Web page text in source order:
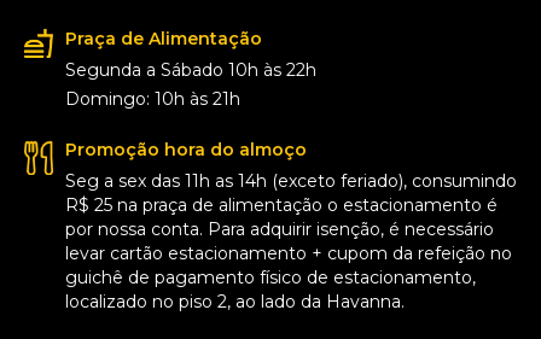
Praça de Alimentação
Segunda a Sábado 10h às 22h
Domingo: 10h às 21h
Promoção hora do almoço
Seg a sex das 11h as 14h (exceto feriado), consumindo
R$ 25 na praça de alimentação o estacionamento é
por nossa conta. Para adquirir isenção, é necessário
levar cartão estacionamento + cupom da refeição no
guichê de pagamento físico de estacionamento,
localizado no piso 2, ao lado da Havanna.